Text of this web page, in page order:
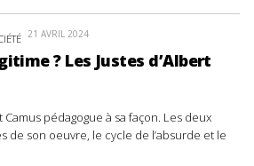
21 AVRIL 2024
? Les Justes d’Albert
Camus pédagogue à sa façon. Les deux
de son oeuvre, le cycle de l’absurde et le